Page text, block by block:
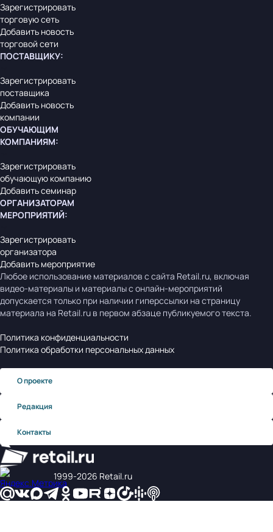
Зарегистрировать
торговую сеть
Добавить новость
торговой сети
ПОСТАВЩИКУ:
Зарегистрировать
поставщика
Добавить новость
компании
ОБУЧАЮЩИМ
КОМПАНИЯМ:
Зарегистрировать
обучающую компанию
Добавить семинар
ОРГАНИЗАТОРАМ
МЕРОПРИЯТИЙ:
Зарегистрировать
организатора
Добавить мероприятие
Любое использование материалов с сайта Retail.ru, включая
видео-материалы и материалы с онлайн-мероприятий
допускается только при наличии гиперссылки на страницу
материала на Retail.ru в первом абзаце публикуемого текста.
Политика конфиденциальности
Политика обработки персональных данных
О проекте
Редакция
Контакты
1999‑2026 Retail.ru